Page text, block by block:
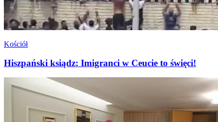
Kościół
Hiszpański ksiądz: Imigranci w Ceucie to święci!